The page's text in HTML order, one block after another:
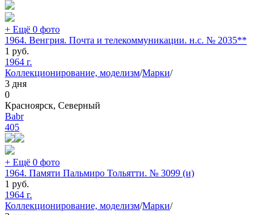
+ Ещё 0 фото
1964. Венгрия. Почта и телекоммуникации. н.с. № 2035**
1 руб.
1964 г.
Коллекционирование, моделизм/Марки/
3 дня
0
Красноярск, Северный
Babr
405
+ Ещё 0 фото
1964. Памяти Пальмиро Тольятти. № 3099 (и)
1 руб.
1964 г.
Коллекционирование, моделизм/Марки/